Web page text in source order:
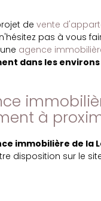
de vente
pas à vous
agence
dans les environs
à
immobilière de la
disposition sur le